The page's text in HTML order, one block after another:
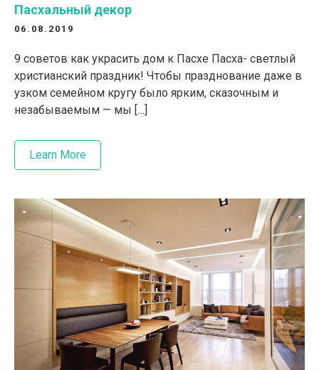
Пасхальный декор
06.08.2019
9 советов как украсить дом к Пасхе Пасха- светлый
христианский праздник! Чтобы празднование даже в
узком семейном кругу было ярким, сказочным и
незабываемым — мы […]
Learn More